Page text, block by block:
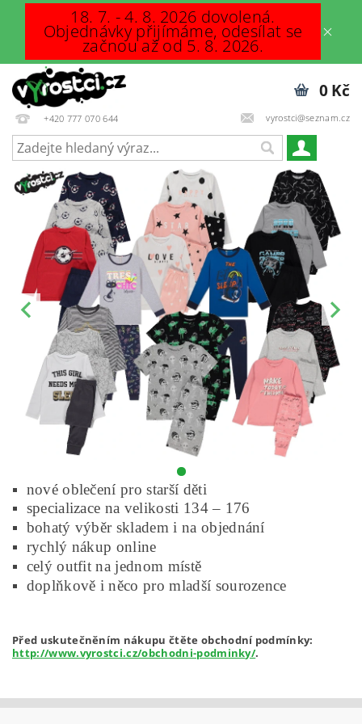
18. 7. - 4. 8. 2026 dovolená.
Objednávky přijímáme, odesílat se
začnou až od 5. 8. 2026.
+420 777 070 644 vyrostci@seznam.cz
0 Kč
nové oblečení pro starší děti
specializace na velikosti 134 – 176
bohatý výběr skladem i na objednání
rychlý nákup online
celý outfit na jednom místě
doplňkově i něco pro mladší sourozence
Před uskutečněním nákupu čtěte obchodní podmínky:
http://www.vyrostci.cz/obchodni-podminky/.